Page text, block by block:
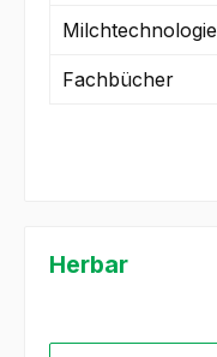
Milchtechnologie
Fachbücher
Herbar